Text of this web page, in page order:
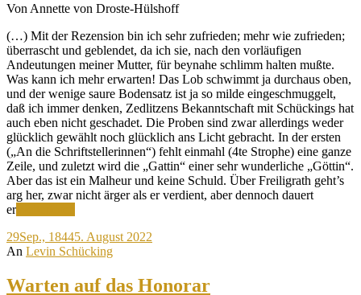
Von Annette von Droste-Hülshoff
(…) Mit der Rezension bin ich sehr zufrieden; mehr wie zufrieden;
überrascht und geblendet, da ich sie, nach den vorläufigen
Andeutungen meiner Mutter, für beynahe schlimm halten mußte.
Was kann ich mehr erwarten! Das Lob schwimmt ja durchaus oben,
und der wenige saure Bodensatz ist ja so milde eingeschmuggelt,
daß ich immer denken, Zedlitzens Bekanntschaft mit Schückings hat
auch eben nicht geschadet. Die Proben sind zwar allerdings weder
glücklich gewählt noch glücklich ans Licht gebracht. In der ersten
(„An die Schriftstellerinnen“) fehlt einmahl (4te Strophe) eine ganze
Zeile, und zuletzt wird die „Gattin“ einer sehr wunderliche „Göttin“.
Aber das ist ein Malheur und keine Schuld. Über Freiligrath geht’s
arg her, zwar nicht ärger als er verdient, aber dennoch dauert
er
nimmt’s
mit
29Sep., 18445. August 2022
An Levin Schücking
Warten auf das Honorar